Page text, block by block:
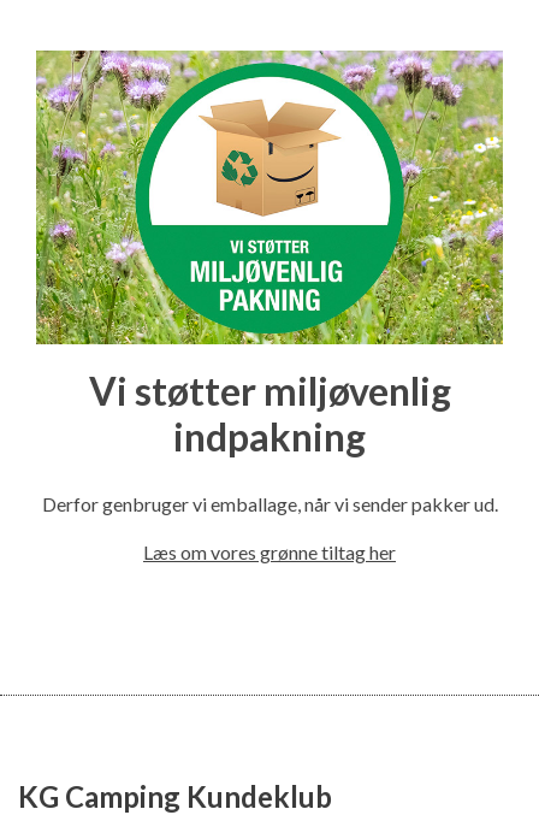
Vi støtter miljøvenlig
indpakning
Derfor genbruger vi emballage, når vi sender pakker ud.
Læs om vores grønne tiltag her
KG Camping Kundeklub